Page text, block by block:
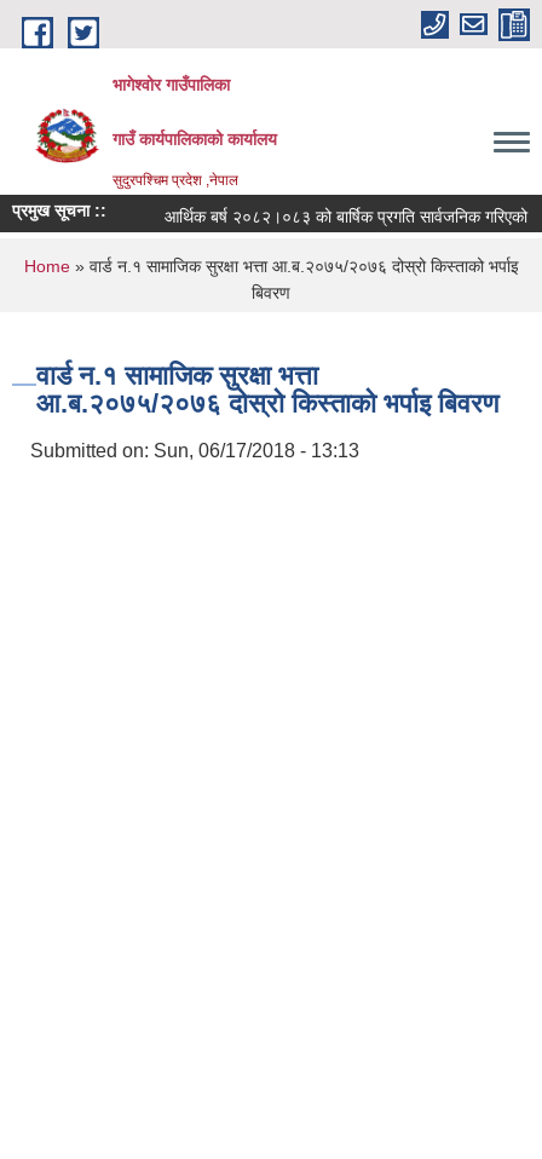
Skip to main content
भागेश्वोर गाउँपालिका
गाउँ कार्यपालिकाको कार्यालय
सुदुरपश्चिम प्रदेश ,नेपाल
प्रमुख सूचना :: आर्थिक बर्ष २०८२।०८३ को बार्षिक प्रगति सार्वजनिक गरिएको
You are here
Home» वार्ड न.१ सामाजिक सुरक्षा भत्ता आ.ब.२०७५/२०७६ दोस्रो किस्ताको भर्पाइ
बिवरण
वार्ड न.१ सामाजिक सुरक्षा भत्ता
आ.ब.२०७५/२०७६ दोस्रो किस्ताको भर्पाइ बिवरण
Submitted on: Sun, 06/17/2018 - 13:13